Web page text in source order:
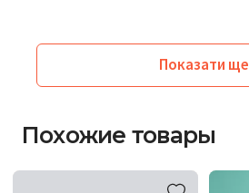
Показати ще
Похожие товары